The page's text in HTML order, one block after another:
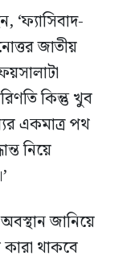
‘ফ্যাসিবাদ-
জাতীয়
কিন্তু খুব
একমাত্র পথ
নিয়ে
জানিয়ে
থাকবে